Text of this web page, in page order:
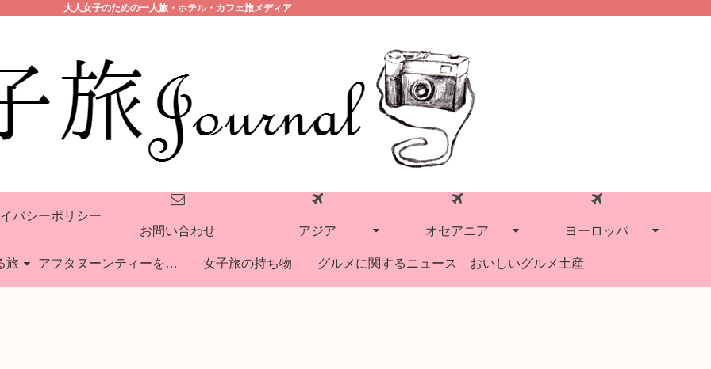
大人女子のための一人旅・ホテル・カフェ旅メディア
バシーポリシー
お問い合わせ アジア オセアニア ヨーロッパ
旅 アフタヌーンティーを巡る旅 女子旅の持ち物 グルメに関するニュース おいしいグルメ土産